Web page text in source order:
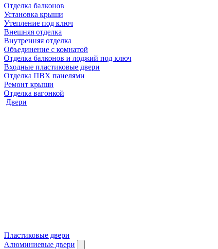
Отделка балконов
Установка крыши
Утепление под ключ
Внешняя отделка
Внутренняя отделка
Объединение с комнатой
Отделка балконов и лоджий под ключ
Входные пластиковые двери
Отделка ПВХ панелями
Ремонт крыши
Отделка вагонкой
Двери
Пластиковые двери
Алюминиевые двери